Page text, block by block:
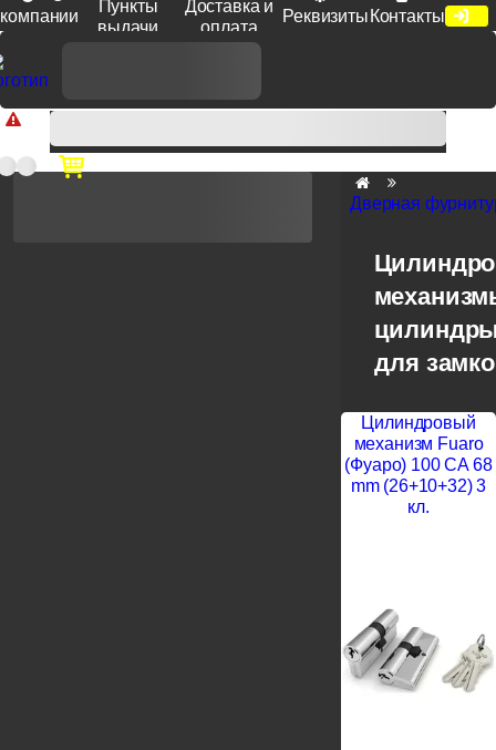
компании
Пункты
выдачи
Доставка и
оплата
Реквизиты Контакты
Доп. скидка от цен на сайте 7% при заказе от 50 тыс. руб
продукции Venezia, Fratelli, Tupai, Extreza, Melodia, Forme при
оплате по счету.
Дверная
для
Цилиндровый
механизм Fuaro
(Фуаро) 100 CA 68
mm (26+10+32) 3
кл.